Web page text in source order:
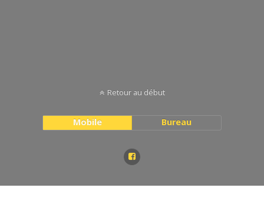
Retour au début
Mobile Bureau